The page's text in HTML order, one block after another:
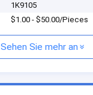
1K9105
$1.00 - $50.00/Pieces
Sehen Sie mehr an